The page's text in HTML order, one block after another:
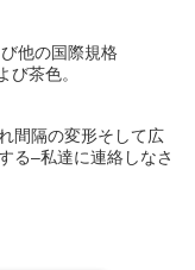
他の国際規格
茶色。
間隔の変形そして広
る–私達に連絡しなさ